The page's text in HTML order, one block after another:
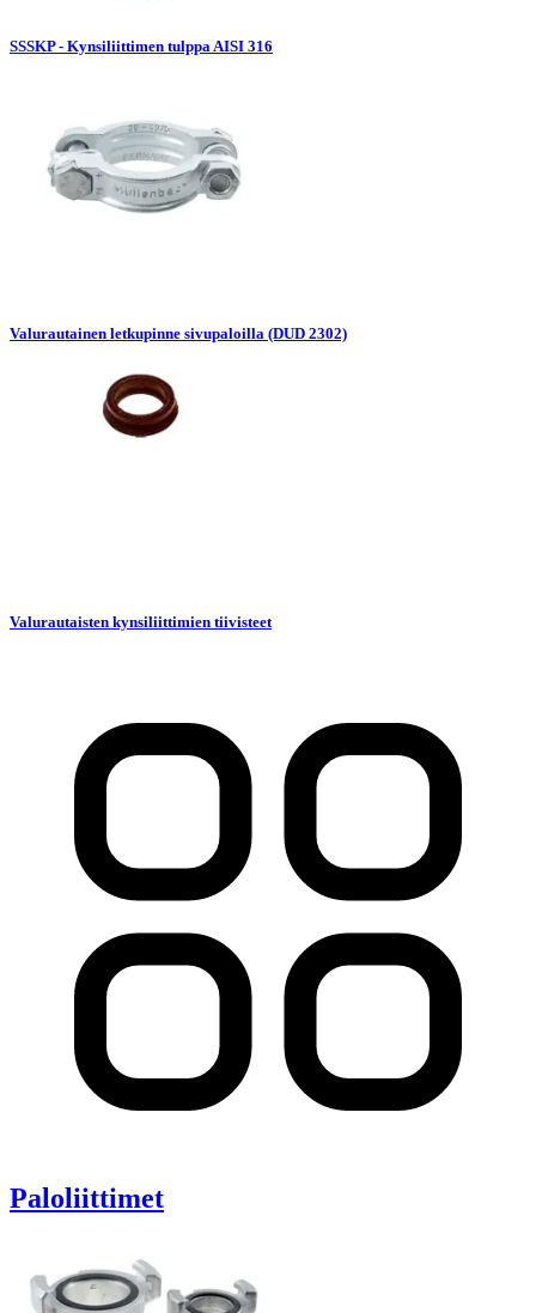
SSSKP - Kynsiliittimen tulppa AISI 316
Valurautainen letkupinne sivupaloilla (DUD 2302)
Valurautaisten kynsiliittimien tiivisteet
Paloliittimet